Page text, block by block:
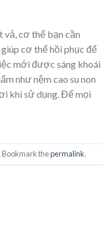
vả, cơ thể bạn cần
cơ thể hồi phục để
mới được sáng khoái
như nệm cao su non
khi sử dụng. Để mọi
Bookmark thepermalink.